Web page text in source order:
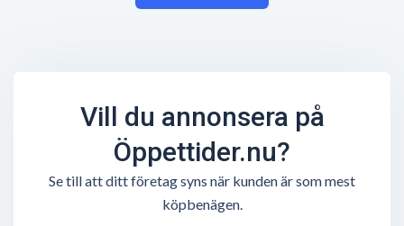
Vill du annonsera på
Öppettider.nu?
Se till att ditt företag syns när kunden är som mest
köpbenägen.